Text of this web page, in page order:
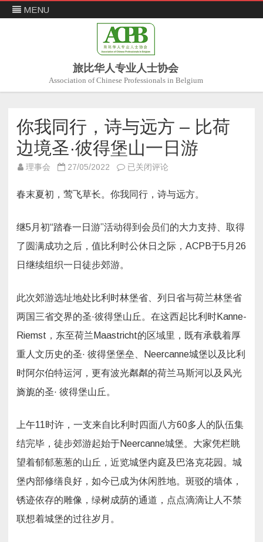
MENU
旅比华人专业人士协会
Association of Chinese Professionals in Belgium
Skip
你我同行，诗与远方 – 比荷
边境圣·彼得堡山一日游
理事会 27/05/2022
你
行，
诗
方
–
比
荷
得
山
一
日
游
已关闭评论
春末夏初，莺飞草长。你我同行，诗与远方。
继5月初“踏春一日游”活动得到会员们的大力支持、取得
了圆满成功之后，值比利时公休日之际，ACPB于5月26
日继续组织一日徒步郊游。
此次郊游选址地处比利时林堡省、列日省与荷兰林堡省
两国三省交界的圣·彼得堡山丘。在这西起比利时Kanne-
Riemst，东至荷兰Maastricht的区域里，既有承载着厚
重人文历史的圣· 彼得堡堡垒、Neercanne城堡以及比利
时阿尔伯特运河，更有波光粼粼的荷兰马斯河以及风光
旖旎的圣· 彼得堡山丘。
上午11时许，一支来自比利时四面八方60多人的队伍集
结完毕，徒步郊游起始于Neercanne城堡。大家凭栏眺
望着郁郁葱葱的山丘，近览城堡内庭及巴洛克花园。城
堡内部修缮良好，如今已成为休闲胜地。斑驳的墙体，
锈迹依存的雕像，绿树成荫的通道，点点滴滴让人不禁
联想着城堡的过往岁月。